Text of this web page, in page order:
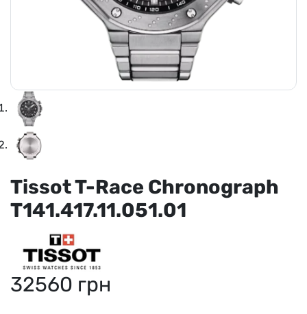
Tissot T-Race Chronograph
T141.417.11.051.01
32560 грн